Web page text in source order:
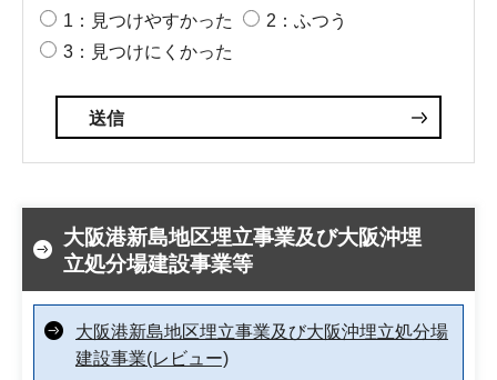
1：見つけやすかった
2：ふつう
3：見つけにくかった
大阪港新島地区埋立事業及び大阪沖埋
立処分場建設事業等
大阪港新島地区埋立事業及び大阪沖埋立処分場
建設事業(レビュー)